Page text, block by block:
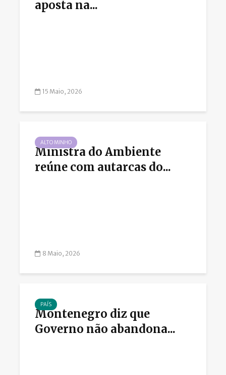
aposta na...
15 Maio, 2026
ALTO MINHO
Ministra do Ambiente
reúne com autarcas do...
8 Maio, 2026
PAÍS
Montenegro diz que
Governo não abandona...